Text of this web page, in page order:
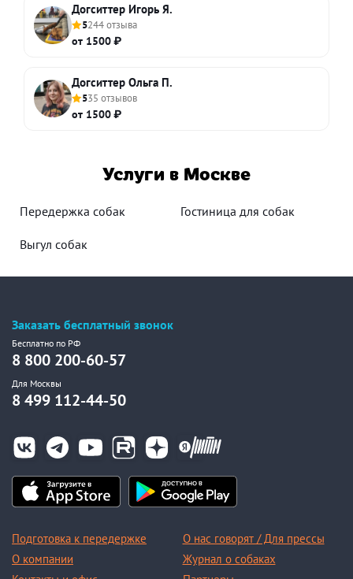
Догситтер Игорь Я.
5244 отзыва
от 1500 ₽
Догситтер Ольга П.
535 отзывов
от 1500 ₽
Услуги в Москве
Передержка собак Гостиница для собак
Выгул собак
Заказать бесплатный звонок
Бесплатно по РФ
8 800 200-60-57
Для Москвы
8 499 112-44-50
Подготовка к передержке
О компании
О нас говорят / Для прессы
Журнал о собаках